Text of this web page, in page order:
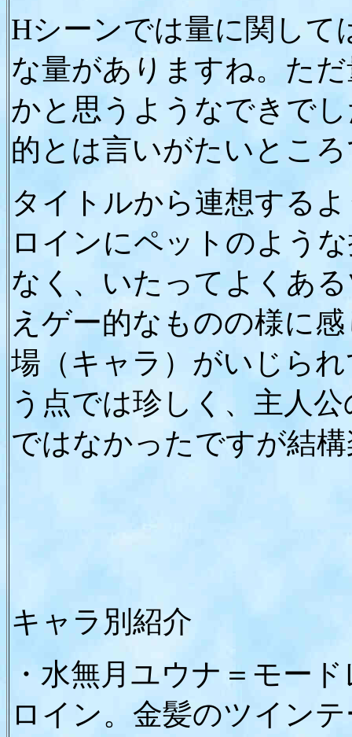
Hシーンでは量に関し
な量がありますね。た
かと思うようなできで
的とは言いがたいとこ
タイトルから連想する
ロインにペットのよう
なく、いたってよくあ
えゲー的なものの様に
場（キャラ）がいじら
う点では珍しく、主人
ではなかったですが結
キャラ別紹介
・水無月ユウナ＝モー
ロイン。金髪のツイン